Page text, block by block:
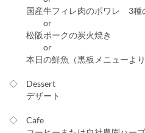
国産牛フィレ肉のポワレ 3種
or
松阪ポークの炭火焼き
or
本日の鮮魚（黒板メニューより
◇ Dessert
デザート
◇ Cafe